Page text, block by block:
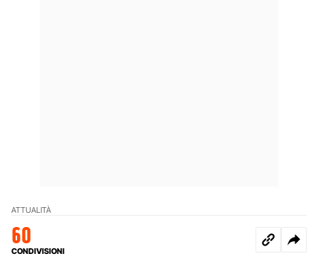
ATTUALITÀ
60
CONDIVISIONI